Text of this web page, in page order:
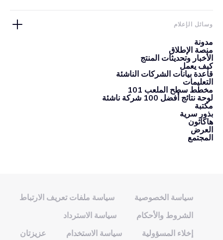
وسائل الإعلام
مدونة
منصة الإطلاق
الأخبار وتحديثات المنتج
كيف يعمل
قاعدة بيانات الشركات الناشئة
التعليمات
مخطط سطح الملعب 101
لوحة نتائج أفضل 100 شركة ناشئة
مكتبة
بذور سرية
هاكاثون
العرض
المجتمع
سياسة الخصوصية
سياسة ملفات تعريف الارتباط
الشروط والأحكام
سياسة الاسترداد
إخلاء المسؤولية
سياسة الاستخدام عزيزتان